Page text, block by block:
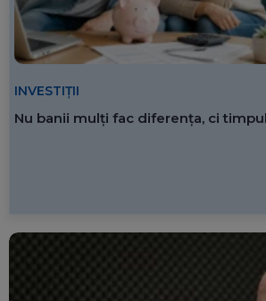
INVESTIȚII
Nu banii mulți fac diferența, ci timpul